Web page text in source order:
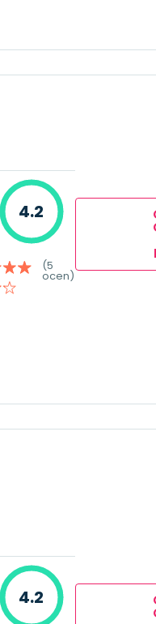
4.2
(5
ocen)
4.2